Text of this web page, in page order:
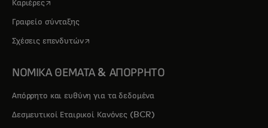
Καριέρεςopens in a new tab
Γραφείο σύνταξης
Σχέσεις επενδυτώνopens in a new tab
ΝΟΜΙΚΑ ΘΕΜΑΤΑ & ΑΠΟΡΡΗΤΟ
Απόρρητο και ευθύνη για τα δεδομένα
Δεσμευτικοί Εταιρικοί Κανόνες (BCR)